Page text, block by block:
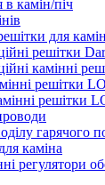
в камін/піч
для
решітки
камінні
решітки
решітки
гарячого
каміна
регулятори